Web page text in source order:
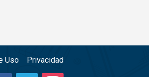
Uso Privacidad